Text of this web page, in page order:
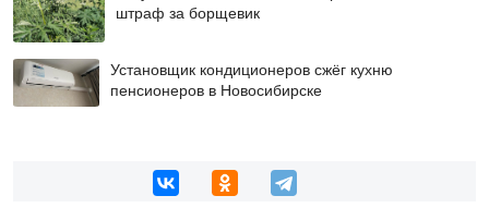
штраф за борщевик
Установщик кондиционеров сжёг кухню
пенсионеров в Новосибирске